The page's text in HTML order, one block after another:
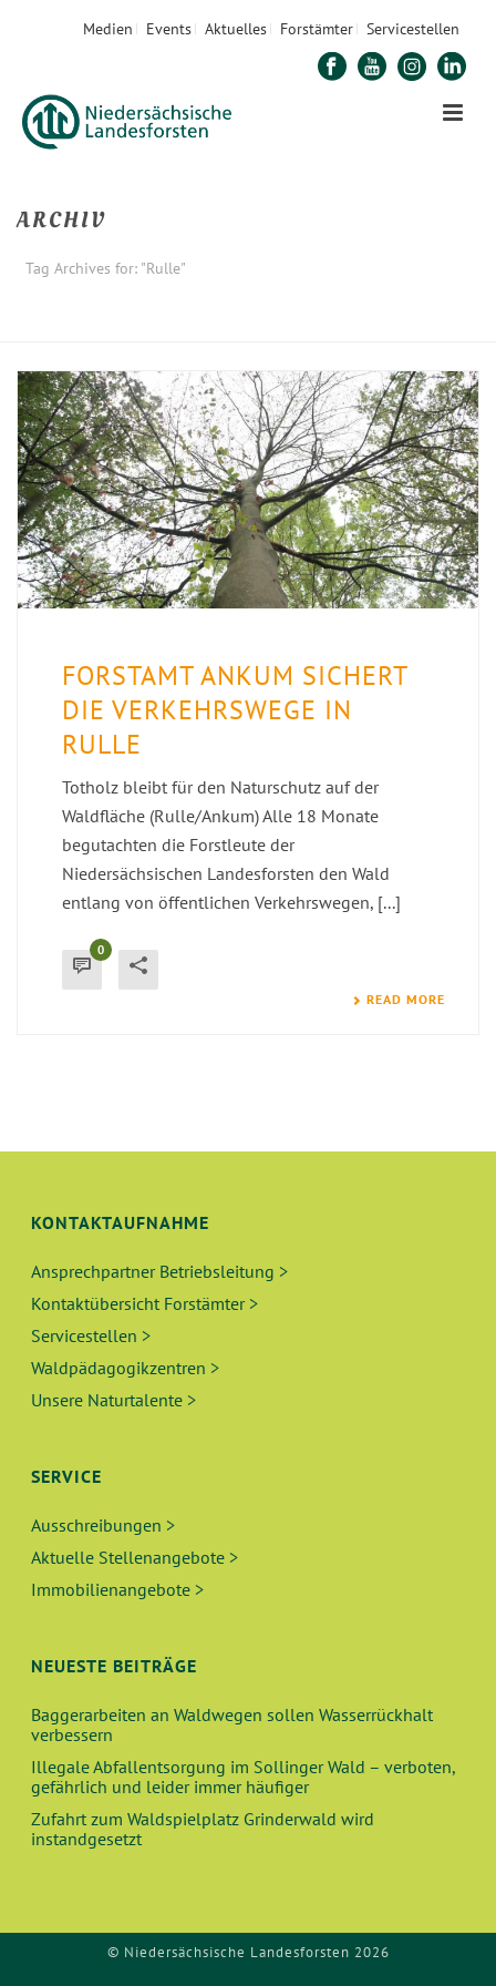
Medien Events Aktuelles Forstämter Servicestellen
ARCHIV
Tag Archives for: "Rulle"
FORSTAMT ANKUM SICHERT
DIE VERKEHRSWEGE IN
RULLE
Totholz bleibt für den Naturschutz auf der
Waldfläche (Rulle/Ankum) Alle 18 Monate
begutachten die Forstleute der
Niedersächsischen Landesforsten den Wald
entlang von öffentlichen Verkehrswegen, [...]
0
READ MORE
KONTAKTAUFNAHME
Ansprechpartner Betriebsleitung >
Kontaktübersicht Forstämter >
Servicestellen >
Waldpädagogikzentren >
Unsere Naturtalente >
SERVICE
Ausschreibungen >
Aktuelle Stellenangebote >
Immobilienangebote >
NEUESTE BEITRÄGE
Baggerarbeiten an Waldwegen sollen Wasserrückhalt
verbessern
Illegale Abfallentsorgung im Sollinger Wald – verboten,
gefährlich und leider immer häufiger
Zufahrt zum Waldspielplatz Grinderwald wird
instandgesetzt
© Niedersächsische Landesforsten 2026